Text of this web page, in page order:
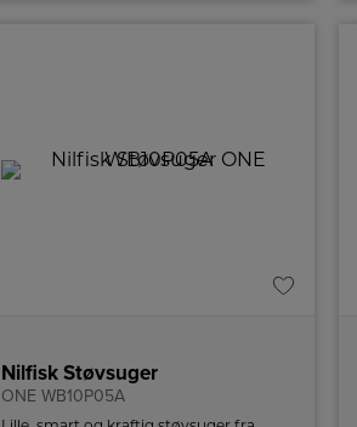
Nilfisk Støvsuger
ONE WB10P05A